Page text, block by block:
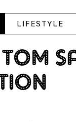
LIFESTYLE